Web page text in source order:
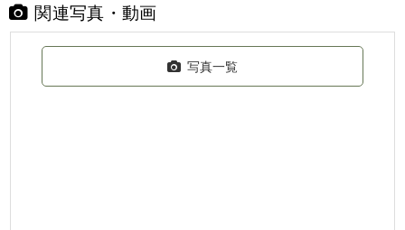
関連写真・動画
写真一覧